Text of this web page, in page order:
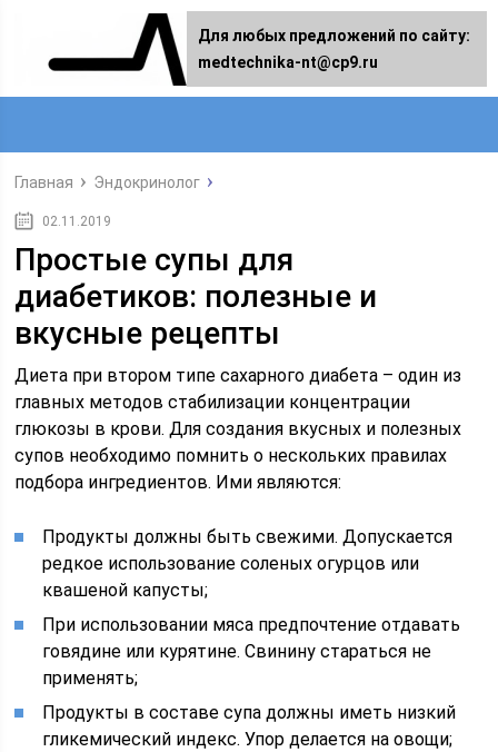
Главная Эндокринолог
02.11.2019
Простые супы для
диабетиков: полезные и
вкусные рецепты
Диета при втором типе сахарного диабета – один из
главных методов стабилизации концентрации
глюкозы в крови. Для создания вкусных и полезных
супов необходимо помнить о нескольких правилах
подбора ингредиентов. Ими являются:
Продукты должны быть свежими. Допускается
редкое использование соленых огурцов или
квашеной капусты;
При использовании мяса предпочтение отдавать
говядине или курятине. Свинину стараться не
применять;
Продукты в составе супа должны иметь низкий
гликемический индекс. Упор делается на овощи;
Для любых предложений по сайту:
medtechnika-nt@cp9.ru